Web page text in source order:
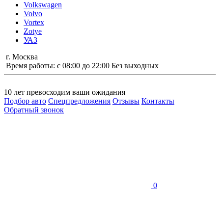
Volkswagen
Volvo
Vortex
Zotye
УАЗ
г. Москва
Время работы: с 08:00 до 22:00 Без выходных
10 лет превосходим ваши ожидания
Подбор авто Спецпредложения Отзывы Контакты
Обратный звонок
0